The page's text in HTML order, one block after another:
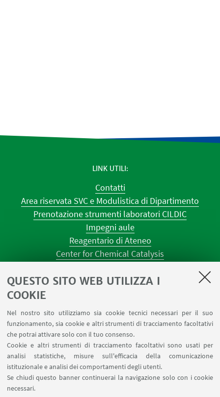
QUESTO SITO WEB UTILIZZA I
COOKIE
Nel nostro sito utilizziamo sia cookie tecnici necessari per il suo
funzionamento, sia cookie e altri strumenti di tracciamento facoltativi
che potrai attivare solo con il tuo consenso.
Cookie e altri strumenti di tracciamento facoltativi sono usati per
analisi statistiche, misure sull'efficacia della comunicazione
istituzionale e analisi dei comportamenti degli utenti.
Se chiudi questo banner continuerai la navigazione solo con i cookie
necessari.
LINK UTILI
Contatti
Area riservata SVC e Modulistica di Dipartimento
Prenotazione strumenti laboratori CILDIC
Impegni aule
Reagentario di Ateneo
Center for Chemical Catalysis
AULE U.E. 4 NAVILE
Prenotazione NMR Navile
Prenotazione strumenti del Dipartimento CHIMIND
SEGUI IL DIPARTIMENTO SU: